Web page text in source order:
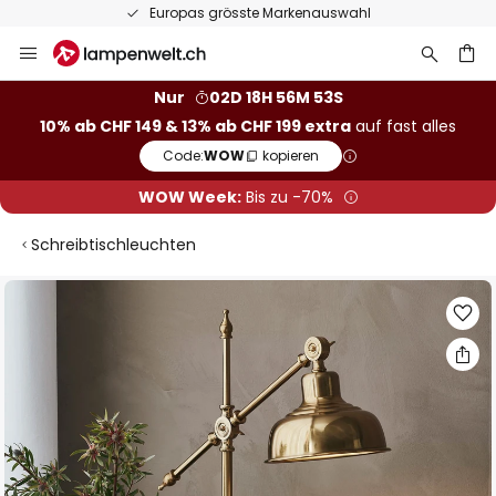
Europas grösste Markenauswahl
Inhalt
Nur
02D 18H 56M 52S
10% ab CHF 149 & 13% ab CHF 199 extra auf fast alles
Code:WOW kopieren
WOW Week:Bis zu -70%
Schreibtischleuchten
Zum
Bildgalerie